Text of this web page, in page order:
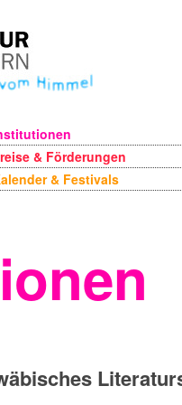
& Förderungen
& Festivals